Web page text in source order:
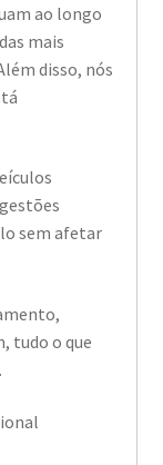
ao longo
mais
disso, nós
sem afetar
tudo o que